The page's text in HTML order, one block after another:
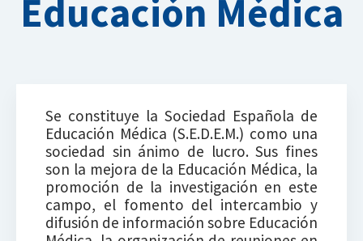
Educación Médica
Se constituye la Sociedad Española de
Educación Médica (S.E.D.E.M.) como una
sociedad sin ánimo de lucro. Sus fines
son la mejora de la Educación Médica, la
promoción de la investigación en este
campo, el fomento del intercambio y
difusión de información sobre Educación